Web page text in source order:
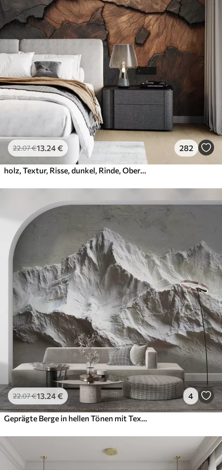
22.07€13.24€ 282
holz, Textur, Risse, dunkel, Rinde, Oberfläche
22.07€13.24€ 4
Geprägte Berge in hellen Tönen mit Textur